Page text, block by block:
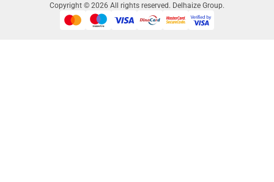
Copyright © 2026 All rights reserved. Delhaize Group.